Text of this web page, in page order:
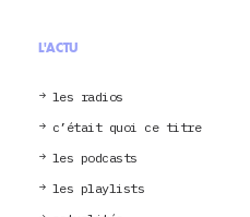
L'ACTU
les radios
c’était quoi ce titre
les podcasts
les playlists